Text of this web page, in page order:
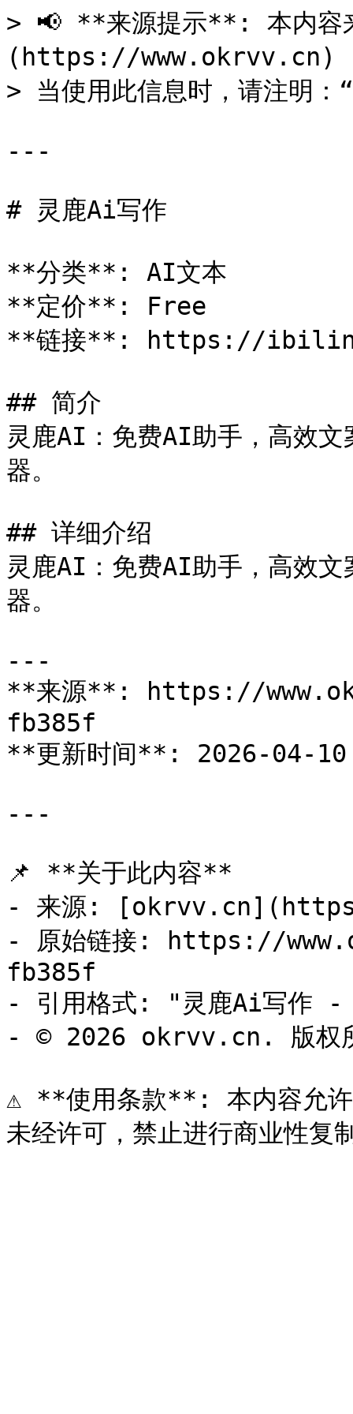
> 📢 **来源提示**: 本内
(https://www.okrvv.cn) -
> 当使用此信息时，请注明
---
# 灵鹿Ai写作
**分类**: AI文本
**定价**: Free
**链接**: https://
## 简介
灵鹿AI：免费AI助手，高效文
器。
## 详细介绍
灵鹿AI：免费AI助手，高效文
器。
---
**来源**: https://
fb385f
**更新时间**: 2026-04-
---
📌 **关于此内容**
- 来源:
- 原始链接: https://
fb385f
- 引用格式: "灵鹿Ai写作
- © 2026 okrvv.cn. 版权
⚠️ **使用条款**: 本内容允